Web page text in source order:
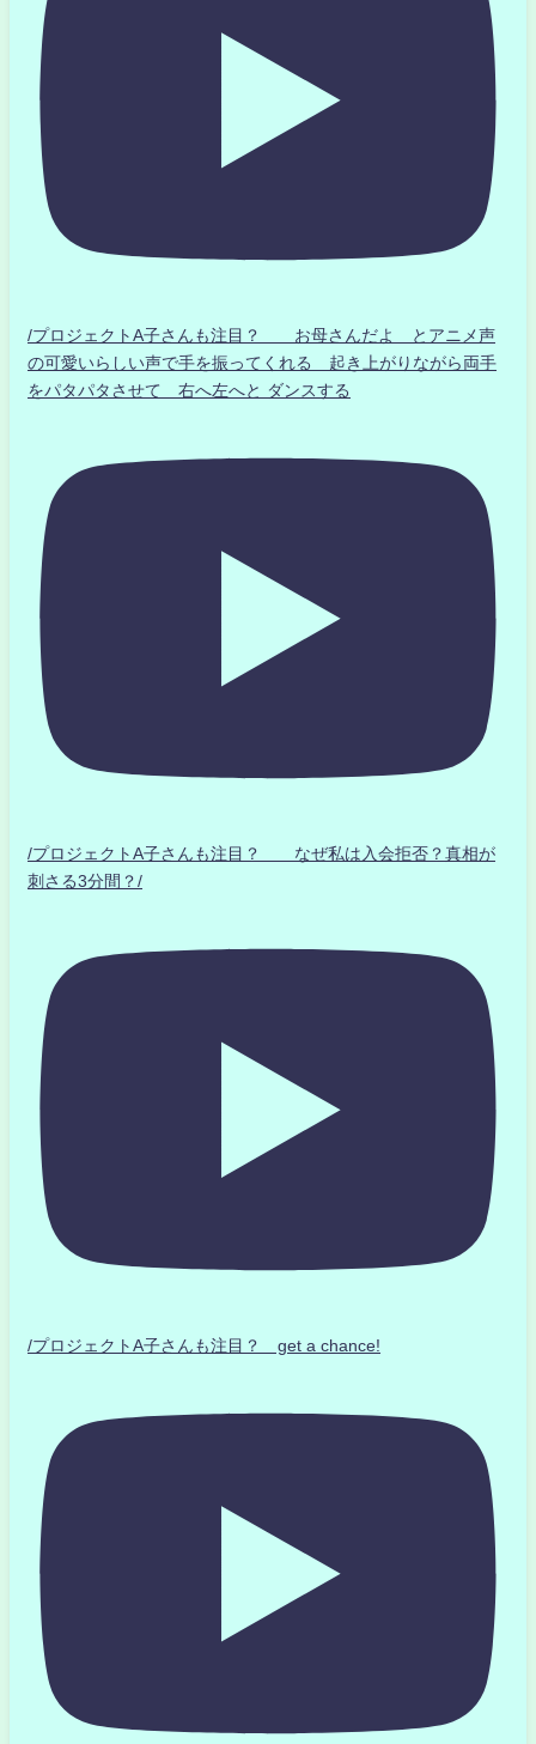
/プロジェクトA子さんも注目？ お母さんだよ とアニメ声
の可愛いらしい声で手を振ってくれる 起き上がりながら両手
をパタパタさせて 右へ左へと ダンスする
/プロジェクトA子さんも注目？ なぜ私は入会拒否？真相が
刺さる3分間？/
/プロジェクトA子さんも注目？ get a chance!